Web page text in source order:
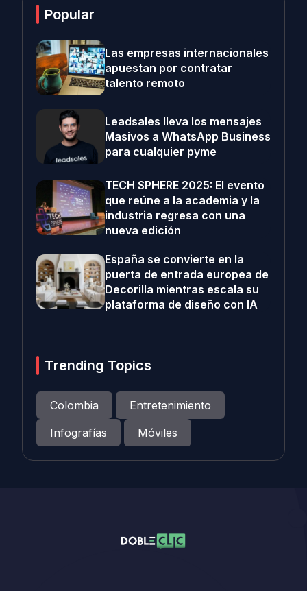
Popular
Las empresas internacionales
apuestan por contratar
talento remoto
Leadsales lleva los mensajes
Masivos a WhatsApp Business
para cualquier pyme
TECH SPHERE 2025: El evento
que reúne a la academia y la
industria regresa con una
nueva edición
España se convierte en la
puerta de entrada europea de
Decorilla mientras escala su
plataforma de diseño con IA
Trending Topics
Colombia
Entretenimiento
Infografías
Móviles